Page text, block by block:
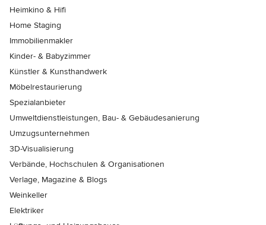
Heimkino & Hifi
Home Staging
Immobilienmakler
Kinder- & Babyzimmer
Künstler & Kunsthandwerk
Möbelrestaurierung
Spezialanbieter
Umweltdienstleistungen, Bau- & Gebäudesanierung
Umzugsunternehmen
3D-Visualisierung
Verbände, Hochschulen & Organisationen
Verlage, Magazine & Blogs
Weinkeller
Elektriker